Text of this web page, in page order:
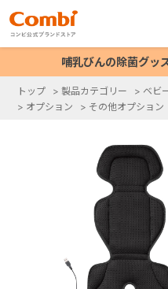
哺乳びんの除菌グッ
トップ > 製品カテゴリー > ベビ
> オプション > その他オプション